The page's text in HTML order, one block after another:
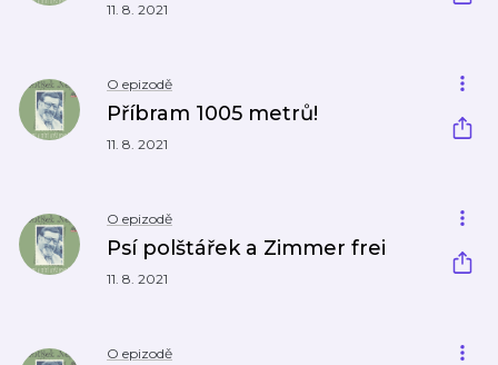
11. 8. 2021
O epizodě
Příbram 1005 metrů!
11. 8. 2021
O epizodě
Psí polštářek a Zimmer frei
11. 8. 2021
O epizodě